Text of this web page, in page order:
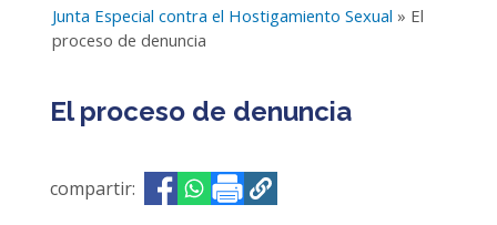
Junta Especial contra el Hostigamiento Sexual » El
proceso de denuncia
El proceso de denuncia
compartir: Opens in a new window
Opens in a new window